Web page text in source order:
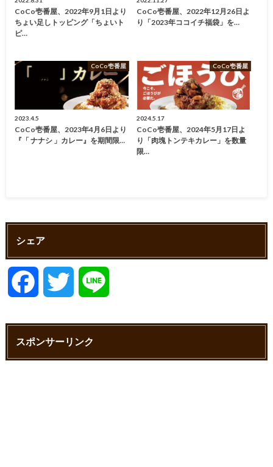
CoCo壱番屋、2022年9月1日より
ちょい足しトッピング「ちょいト
ピ…
CoCo壱番屋、2022年12月26日よ
り「2023年ココイチ福袋」を…
CoCo壱番屋
2023.4.5
CoCo壱番屋、2023年4月6日より
『「 ナナシ 」カレー』を期間限…
CoCo壱番屋
2024.5.17
CoCo壱番屋、2024年5月17日よ
り「肉塊トンテキカレー」を数量
限…
シェア
c i
スポンサーリンク